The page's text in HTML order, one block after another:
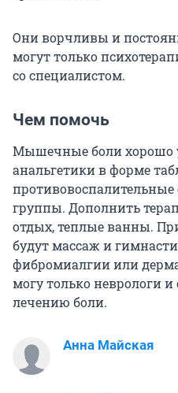
Они ворчливы и
могут только
со специалистом.
Чем помочь
Мышечные боли хорошо
анальгетики в форме
противовоспалительные
группы. Дополнить
отдых, теплые ванны.
будут массаж и
фибромиалгии или
могу только неврологи
лечению боли.
Анна Майская